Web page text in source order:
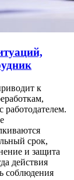
к
срок,
и защита
действия
соблюдения